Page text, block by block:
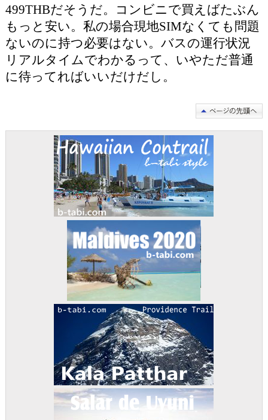
499THBだそうだ。コンビニで買えばたぶん
もっと安い。私の場合現地SIMなくても問題
ないのに持つ必要はない。バスの運行状況
リアルタイムでわかるって、いやただ普通
に待ってればいいだけだし。